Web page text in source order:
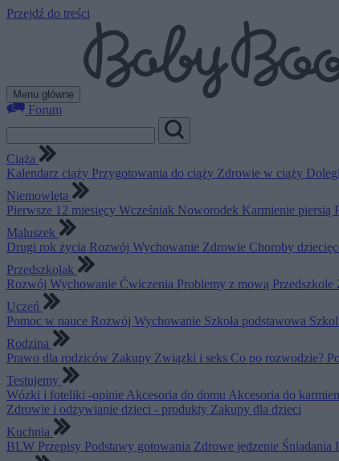
Przejdź do treści
Menu główne
Forum
Ciąża
Kalendarz ciąży Przygotowania do ciąży Zdrowie w ciąży
Niemowlęta
Pierwsze 12 miesięcy Wcześniak Noworodek Karmienie piersią
Maluszek
Drugi rok życia Rozwój Wychowanie Zdrowie Choroby
Przedszkolak
Rozwój Wychowanie Ćwiczenia Problemy z mową Przedszkole
Uczeń
Pomoc w nauce Rozwój Wychowanie Szkoła podstawowa
Rodzina
Prawo dla rodziców Zakupy Związki i seks Co po rozwodzie?
Testujemy
Wózki i foteliki -opinie Akcesoria do domu Akcesoria do
Zdrowie i odżywianie dzieci - produkty Zakupy dla dzieci
Kuchnia
BLW Przepisy Podstawy gotowania Zdrowe jedzenie Śniadania